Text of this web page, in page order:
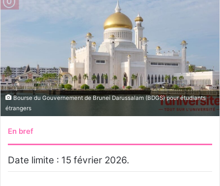
Bourse du Gouvernement de Brunei Darussalam (BDGS) pour étudiants
étrangers
En bref
Date limite : 15 février 2026.